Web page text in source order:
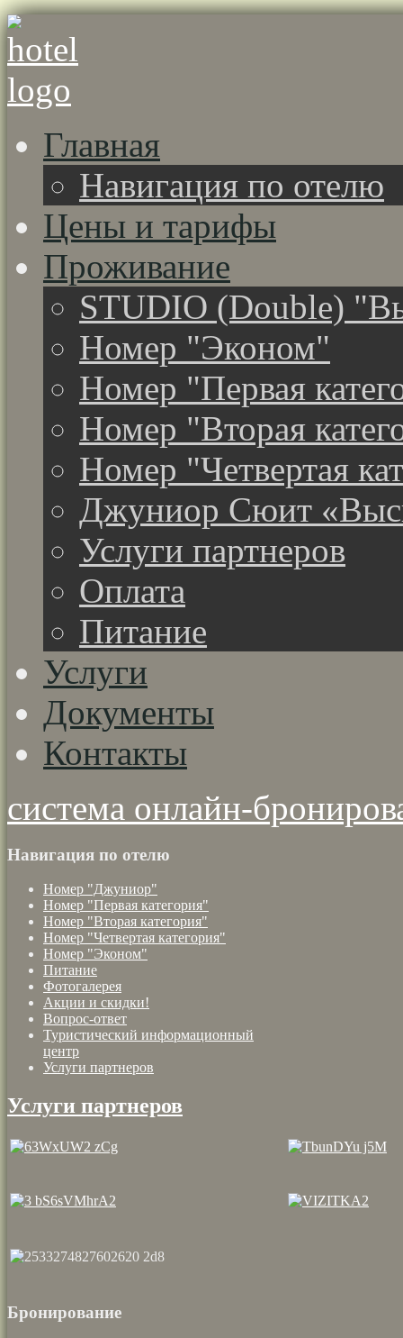
Главная
Навигация по отелю
Цены и тарифы
Проживание
STUDIO (Double)
Номер "Эконом"
Номер "Первая
Номер "Вторая
Номер "Четвертая
Джуниор Сюит
Услуги партнеров
Оплата
Питание
Услуги
Документы
Контакты
система онлайн-
Навигация по отелю
Номер "Джуниор"
Номер "Первая категория"
Номер "Вторая категория"
Номер "Четвертая категория"
Номер "Эконом"
Питание
Фотогалерея
Акции и скидки!
Вопрос-ответ
Туристический информационный
центр
Услуги партнеров
Услуги партнеров
Бронирование